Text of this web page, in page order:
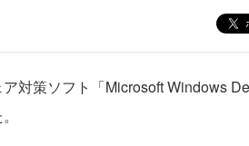
対策ソフト「Microsoft Windows